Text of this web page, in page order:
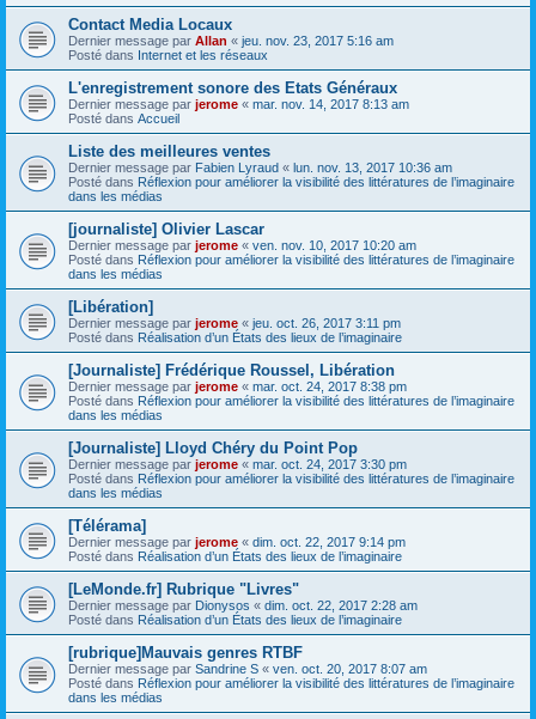
Contact Media Locaux
Dernier message par Allan « jeu. nov. 23, 2017 5:16 am
Posté dans Internet et les réseaux
L'enregistrement sonore des Etats Généraux
Dernier message par jerome « mar. nov. 14, 2017 8:13 am
Posté dans Accueil
Liste des meilleures ventes
Dernier message par Fabien Lyraud « lun. nov. 13, 2017 10:36 am
Posté dans Réflexion pour améliorer la visibilité des littératures de l’imaginaire
dans les médias
[journaliste] Olivier Lascar
Dernier message par jerome « ven. nov. 10, 2017 10:20 am
Posté dans Réflexion pour améliorer la visibilité des littératures de l’imaginaire
dans les médias
[Libération]
Dernier message par jerome « jeu. oct. 26, 2017 3:11 pm
Posté dans Réalisation d’un États des lieux de l’imaginaire
[Journaliste] Frédérique Roussel, Libération
Dernier message par jerome « mar. oct. 24, 2017 8:38 pm
Posté dans Réflexion pour améliorer la visibilité des littératures de l’imaginaire
dans les médias
[Journaliste] Lloyd Chéry du Point Pop
Dernier message par jerome « mar. oct. 24, 2017 3:30 pm
Posté dans Réflexion pour améliorer la visibilité des littératures de l’imaginaire
dans les médias
[Télérama]
Dernier message par jerome « dim. oct. 22, 2017 9:14 pm
Posté dans Réalisation d’un États des lieux de l’imaginaire
[LeMonde.fr] Rubrique "Livres"
Dernier message par Dionysos « dim. oct. 22, 2017 2:28 am
Posté dans Réalisation d’un États des lieux de l’imaginaire
[rubrique]Mauvais genres RTBF
Dernier message par Sandrine S « ven. oct. 20, 2017 8:07 am
Posté dans Réflexion pour améliorer la visibilité des littératures de l’imaginaire
dans les médias